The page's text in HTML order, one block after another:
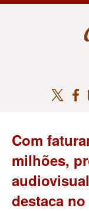
Com
milhões,
destaca